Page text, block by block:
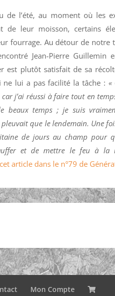
de l’été, au moment où les
de leur moisson, certains
fourrage. Au détour de notre
Jean-Pierre Guillemin
est plutôt satisfait de sa
ne lui a pas facilité la tâche : «
car j’ai réussi à faire tout en
beaux temps ; je suis
que le lendemain. Une
de jours au champ pour
et de mettre le feu à la
article dans le n°79 de
Mon Compte